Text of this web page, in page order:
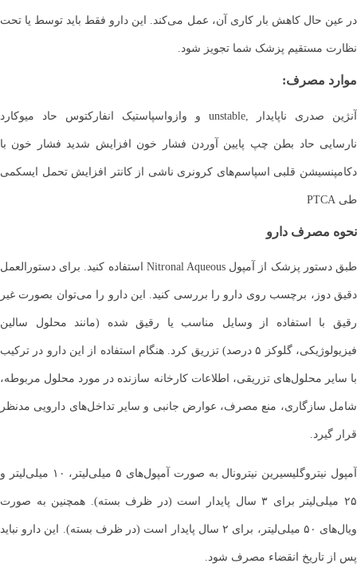
در عین حال کاهش بار کاری آن، عمل می‌کند. این دارو فقط باید توسط یا تحت
نظارت مستقیم پزشک شما تجویز شود.
موارد مصرف:
آنژین صدری ناپایدار ,unstable و وازواسپاستیک انفارکتوس حاد میوکارد
نارسایی حاد بطن چپ پایین آوردن فشار خون افزایش شدید فشار خون با
دکامپنسیشن قلبی اسپاسم‌های کرونری ناشی از کانتر افزایش تحمل ایسکمی
طی PTCA
نحوه مصرف دارو
طبق دستور پزشک از آمپول Nitronal Aqueous استفاده کنید. برای دستورالعمل
دقیق دوز، برچسب روی دارو را بررسی کنید. این دارو را می‌توان بصورت غیر
رقیق با استفاده از وسایل مناسب یا رقیق شده (مانند محلول سالین
فیزیولوژیکی، گلوکز ۵ درصد) تزریق کرد. هنگام استفاده از این دارو در ترکیب
با سایر محلول‌های تزریقی، اطلاعات کارخانه سازنده در مورد محلول مربوطه،
شامل سازگاری، منع مصرف، عوارض جانبی و سایر تداخل‌های دارویی مدنظر
قرار گیرد.
آمپول نیتروگلیسیرین نیترونال به صورت آمپول‌های ۵ میلی‌لیتر، ۱۰ میلی‌لیتر و
۲۵ میلی‌لیتر برای ۳ سال پایدار است (در ظرف بسته). همچنین به صورت
ویال‌های ۵۰ میلی‌لیتر، برای ۲ سال پایدار است (در ظرف بسته). این دارو نباید
پس از تاریخ انقضاء مصرف شود.